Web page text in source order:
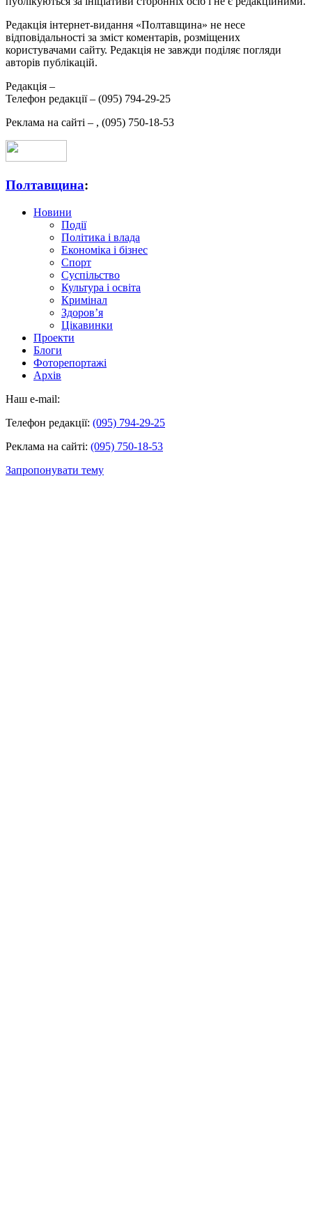
Редакція інтернет-видання «Полтавщина» не несе
відповідальності за зміст коментарів, розміщених
користувачами сайту. Редакція не завжди поділяє погляди
авторів публікацій.
Редакція –
Телефон редакції – (095) 794-29-25
Реклама на сайті – , (095) 750-18-53
Полтавщина:
Новини
Події
Політика і влада
Економіка і бізнес
Спорт
Суспільство
Культура і освіта
Кримінал
Здоров’я
Цікавинки
Проекти
Блоги
Фоторепортажі
Архів
Наш e-mail:
Телефон редакції: (095) 794-29-25
Реклама на сайті: (095) 750-18-53
Запропонувати тему